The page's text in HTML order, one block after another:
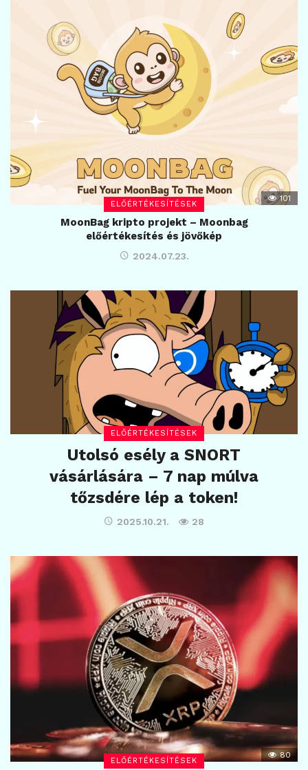
ELŐÉRTÉKESÍTÉSEK
101
MoonBag kripto projekt – Moonbag
előértékesítés és jövőkép
2024.07.23.
ELŐÉRTÉKESÍTÉSEK
Utolsó esély a SNORT
vásárlására – 7 nap múlva
tőzsdére lép a token!
2025.10.21. 28
ELŐÉRTÉKESÍTÉSEK
80